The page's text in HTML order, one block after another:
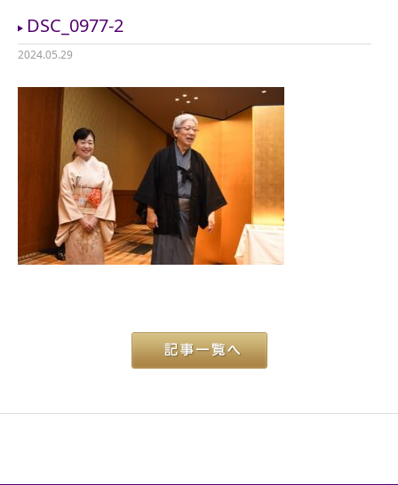
DSC_0977-2
2024.05.29